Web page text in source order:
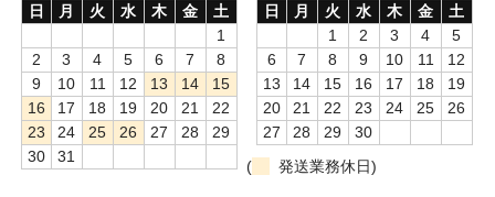
日
月 火 水 木 金
土
1
2
3 4 5 6 7
8
9
10 11 12 13 14
15
16
17 18 19 20 21
22
23
24 25 26 27 28
29
30
31
日
月 火 水 木 金
土
1
2 3 4
5
6
7 8 9 10 11
12
13
14 15 16 17 18
19
20
21 22 23 24 25
26
27
28 29
30
(
発送業務休日)